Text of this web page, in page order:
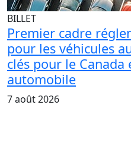
BILLET
Premier cadre
pour les véhicules
clés pour le
automobile
7 août 2026